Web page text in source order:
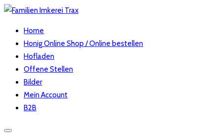
Home
Honig Online Shop / Online bestellen
Hofladen
Offene Stellen
Bilder
Mein Account
B2B